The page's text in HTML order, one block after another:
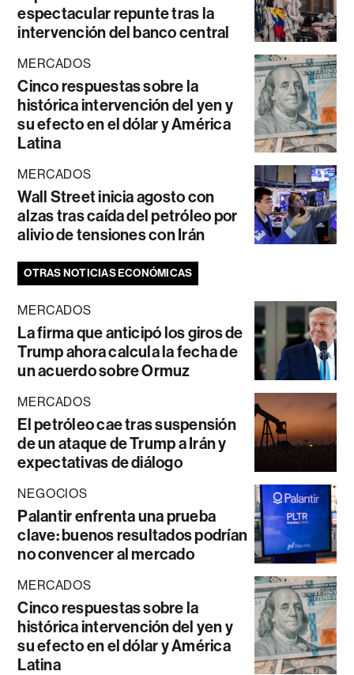
espectacular repunte tras la
intervención del banco central
MERCADOS
Cinco respuestas sobre la
histórica intervención del yen y
su efecto en el dólar y América
Latina
MERCADOS
Wall Street inicia agosto con
alzas tras caída del petróleo por
alivio de tensiones con Irán
OTRAS NOTICIAS ECONÓMICAS
MERCADOS
La firma que anticipó los giros de
Trump ahora calcula la fecha de
un acuerdo sobre Ormuz
MERCADOS
El petróleo cae tras suspensión
de un ataque de Trump a Irán y
expectativas de diálogo
NEGOCIOS
Palantir enfrenta una prueba
clave: buenos resultados podrían
no convencer al mercado
MERCADOS
Cinco respuestas sobre la
histórica intervención del yen y
su efecto en el dólar y América
Latina